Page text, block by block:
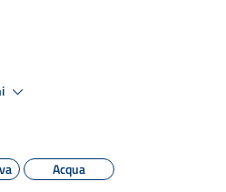
Acqua